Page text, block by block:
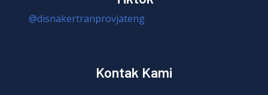
@disnakertranprovjateng
Kontak Kami